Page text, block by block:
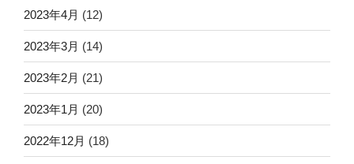
2023年4月 (12)
2023年3月 (14)
2023年2月 (21)
2023年1月 (20)
2022年12月 (18)